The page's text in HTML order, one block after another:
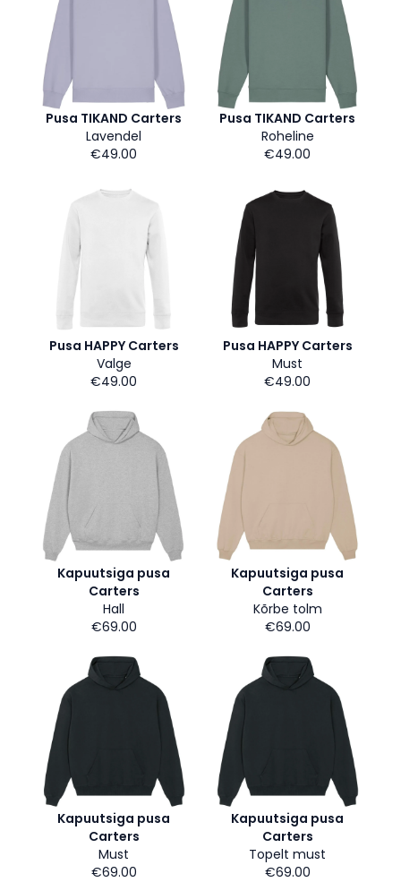
Pusa TIKAND Carters
Lavendel
€49.00
Pusa TIKAND Carters
Roheline
€49.00
Pusa HAPPY Carters
Valge
€49.00
Pusa HAPPY Carters
Must
€49.00
Kapuutsiga pusa
Carters
Hall
€69.00
Kapuutsiga pusa
Carters
Kõrbe tolm
€69.00
Kapuutsiga pusa
Carters
Must
€69.00
Kapuutsiga pusa
Carters
Topelt must
€69.00